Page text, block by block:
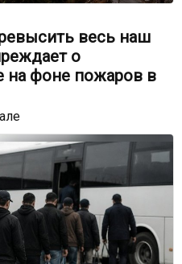
весь наш
о
на фоне пожаров в